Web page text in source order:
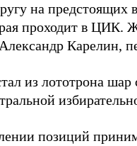
на предстоящих
проходит в ЦИК.
Карелин,
из лототрона
позиций